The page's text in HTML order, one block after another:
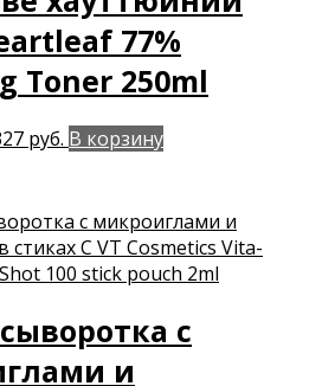
77%
Toner 250ml
руб..
руб. Текущая
327 руб..
В корзину
с
и